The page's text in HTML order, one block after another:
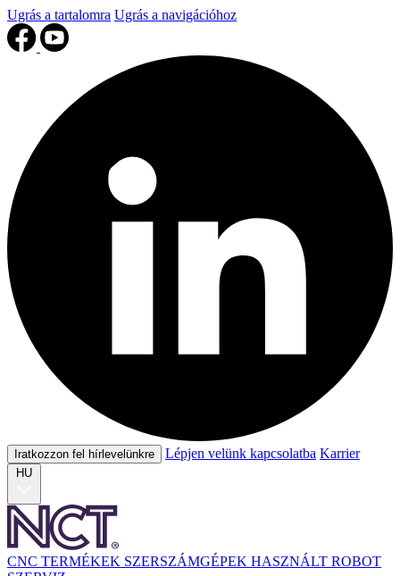
Ugrás a tartalomra Ugrás a navigációhoz
Iratkozzon fel hírlevelünkre Lépjen velünk kapcsolatba Karrier
HU
CNC TERMÉKEK SZERSZÁMGÉPEK HASZNÁLT ROBOT